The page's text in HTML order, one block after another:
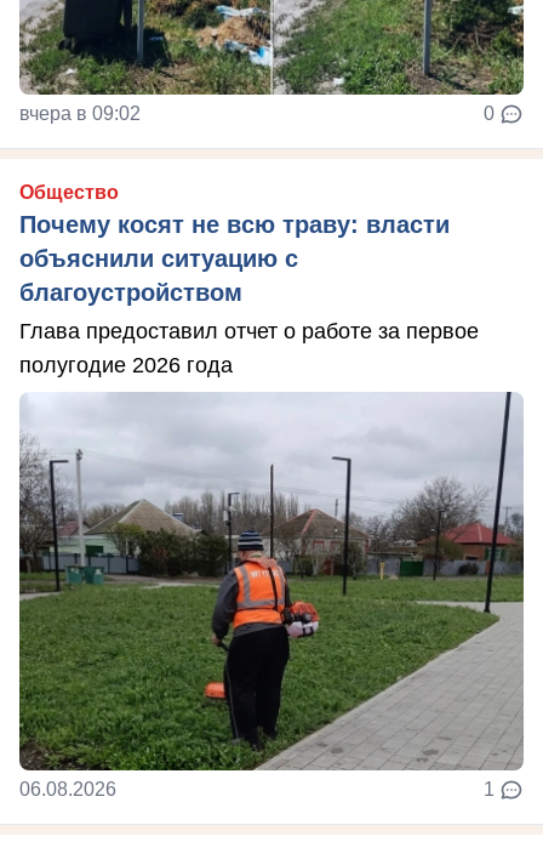
вчера в 09:02 0
Общество
Почему косят не всю траву: власти
объяснили ситуацию с
благоустройством
Глава предоставил отчет о работе за первое
полугодие 2026 года
06.08.2026 1